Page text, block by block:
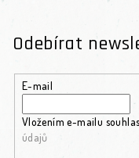
Odebírat
E-mail
Vložením e-mailu
údajů